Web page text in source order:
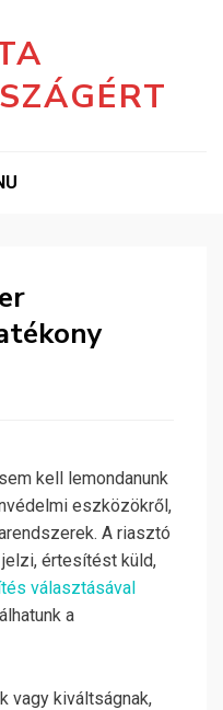
kell lemondanunk
eszközökről,
A riasztó
értesítést küld,
választásával
a
vagy kiváltságnak,